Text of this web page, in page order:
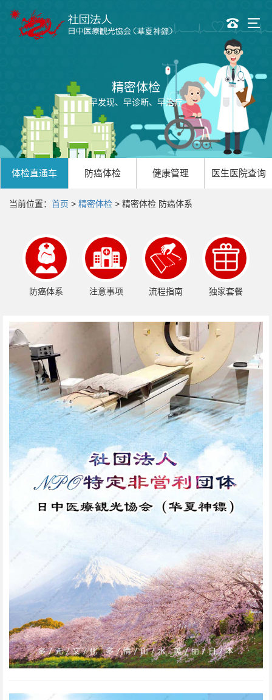
精密体检
早发现、早诊断、早治疗
体检直通车 防癌体检 健康管理 医生医院查询
当前位置： 首页 > 精密体检 > 精密体检 防癌体系
防癌体系 注意事项 流程指南 独家套餐